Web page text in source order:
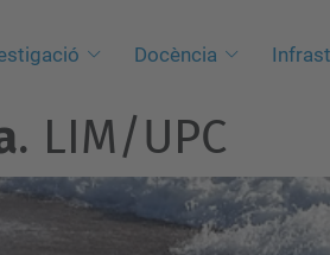
Docència
. LIM/UPC